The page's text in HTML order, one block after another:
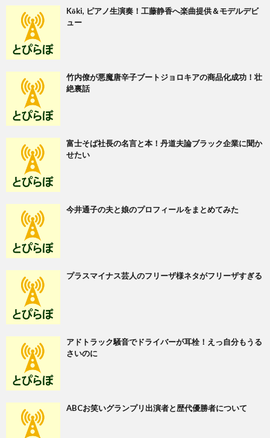
Kōki, ピアノ生演奏！工藤静香へ楽曲提供＆モデルデビ
ュー
竹内僚が悪魔唐辛子ブートジョロキアの商品化成功！壮
絶裏話
富士そば社長の名言と本！丹道夫論ブラック企業に聞か
せたい
今井通子の夫と娘のプロフィールをまとめてみた
プラスマイナス芸人のフリーザ様ネタがフリーザすぎる
アドトラック騒音でドライバーが耳栓！えっ自分もうる
さいのに
ABCお笑いグランプリ出演者と歴代優勝者について